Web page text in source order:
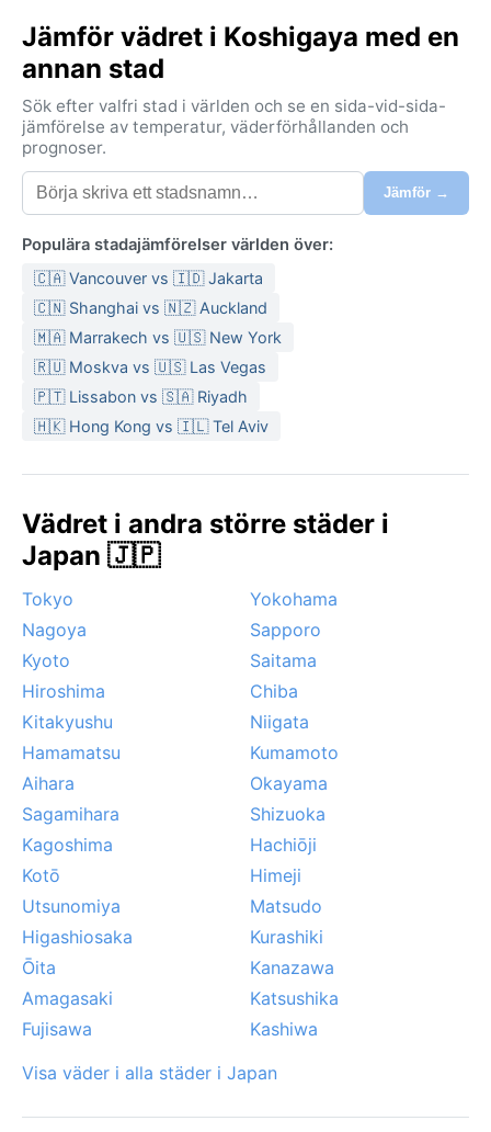
Jämför vädret i Koshigaya med en
annan stad
Sök efter valfri stad i världen och se en sida-vid-sida-
jämförelse av temperatur, väderförhållanden och
prognoser.
Jämför →
Populära stadajämförelser världen över:
🇨🇦 Vancouver vs 🇮🇩 Jakarta
🇨🇳 Shanghai vs 🇳🇿 Auckland
🇲🇦 Marrakech vs 🇺🇸 New York
🇷🇺 Moskva vs 🇺🇸 Las Vegas
🇵🇹 Lissabon vs 🇸🇦 Riyadh
🇭🇰 Hong Kong vs 🇮🇱 Tel Aviv
Vädret i andra större städer i
Japan 🇯🇵
Tokyo
Yokohama
Nagoya
Sapporo
Kyoto
Saitama
Hiroshima
Chiba
Kitakyushu
Niigata
Hamamatsu
Kumamoto
Aihara
Okayama
Sagamihara
Shizuoka
Kagoshima
Hachiōji
Kotō
Himeji
Utsunomiya
Matsudo
Higashiosaka
Kurashiki
Ōita
Kanazawa
Amagasaki
Katsushika
Fujisawa
Kashiwa
Visa väder i alla städer i Japan